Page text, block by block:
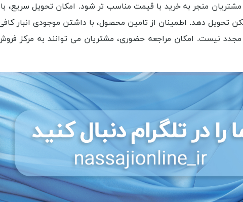
منجر به خرید با قیمت مناسب تر شود. امکان تحویل سریع،
تحویل دهد. اطمینان از تامین محصول، با داشتن موجودی انبار
مجدد نیست. امکان مراجعه حضوری، مشتریان می توانند به مرکز